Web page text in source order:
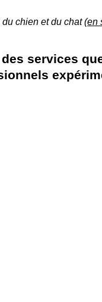
chien et du chat (en
services